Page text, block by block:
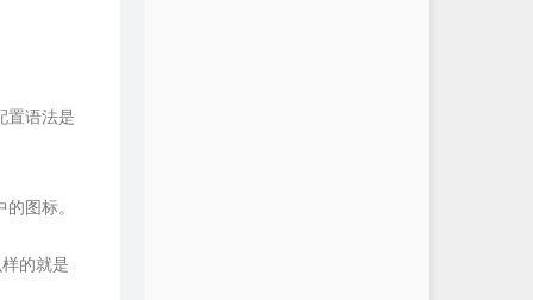
置语法是
图标。
的就是